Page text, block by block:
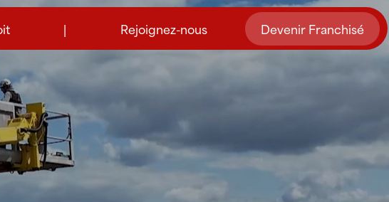
| Rejoignez-nous Devenir Franchisé